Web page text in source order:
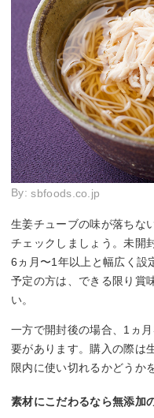
By:sbfoods.co.jp
生姜チューブの味が落ちな
チェックしましょう。未開
6ヵ月〜1年以上と幅広く設
予定の方は、できる限り賞
い。
一方で開封後の場合、1ヵ
要があります。購入の際は
限内に使い切れるかどうか
素材にこだわるなら無添加